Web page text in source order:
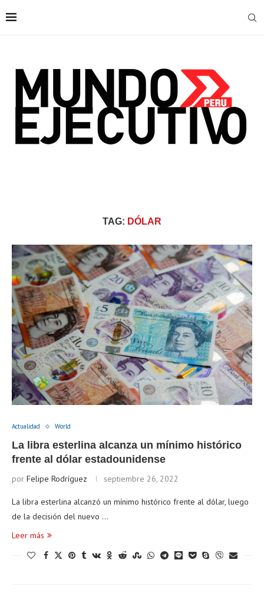
TAG: DÓLAR
Actualidad World
La libra esterlina alcanza un mínimo histórico
frente al dólar estadounidense
por Felipe Rodríguez septiembre 26, 2022
La libra esterlina alcanzó un mínimo histórico frente al dólar, luego
de la decisión del nuevo …
Leer más